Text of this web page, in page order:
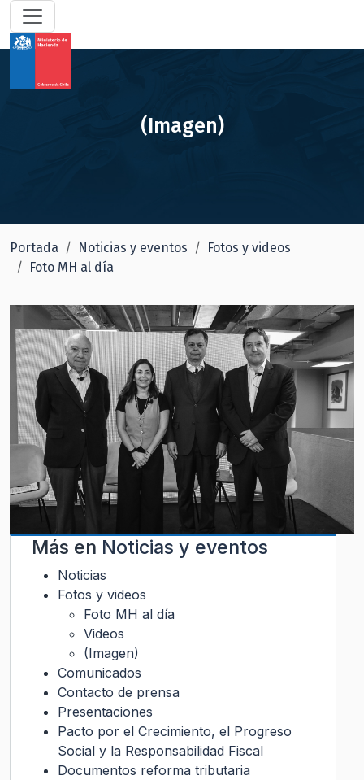
(Imagen)
Portada Noticias y eventos
Fotos y videos
Foto MH al día
Más en Noticias y eventos
Noticias
Fotos y videos
Foto MH al día
Videos
(Imagen)
Comunicados
Contacto de prensa
Presentaciones
Pacto por el Crecimiento, el Progreso
Social y la Responsabilidad Fiscal
Documentos reforma tributaria